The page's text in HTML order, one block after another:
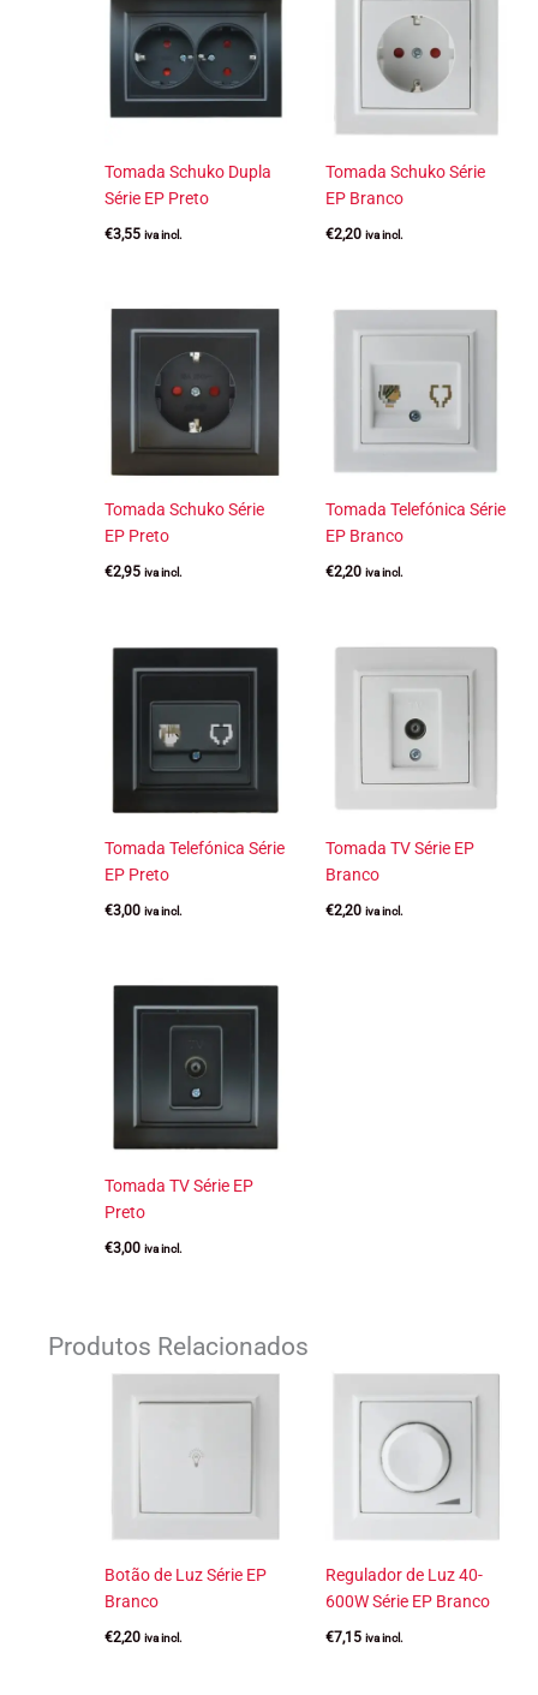
Tomada Schuko Dupla
Série EP Preto
€3,55 iva incl.
Tomada Schuko Série
EP Branco
€2,20 iva incl.
Tomada Schuko Série
EP Preto
€2,95 iva incl.
Tomada Telefónica Série
EP Branco
€2,20 iva incl.
Tomada Telefónica Série
EP Preto
€3,00 iva incl.
Tomada TV Série EP
Branco
€2,20 iva incl.
Tomada TV Série EP
Preto
€3,00 iva incl.
Produtos Relacionados
Botão de Luz Série EP
Branco
€2,20 iva incl.
Regulador de Luz 40-
600W Série EP Branco
€7,15 iva incl.